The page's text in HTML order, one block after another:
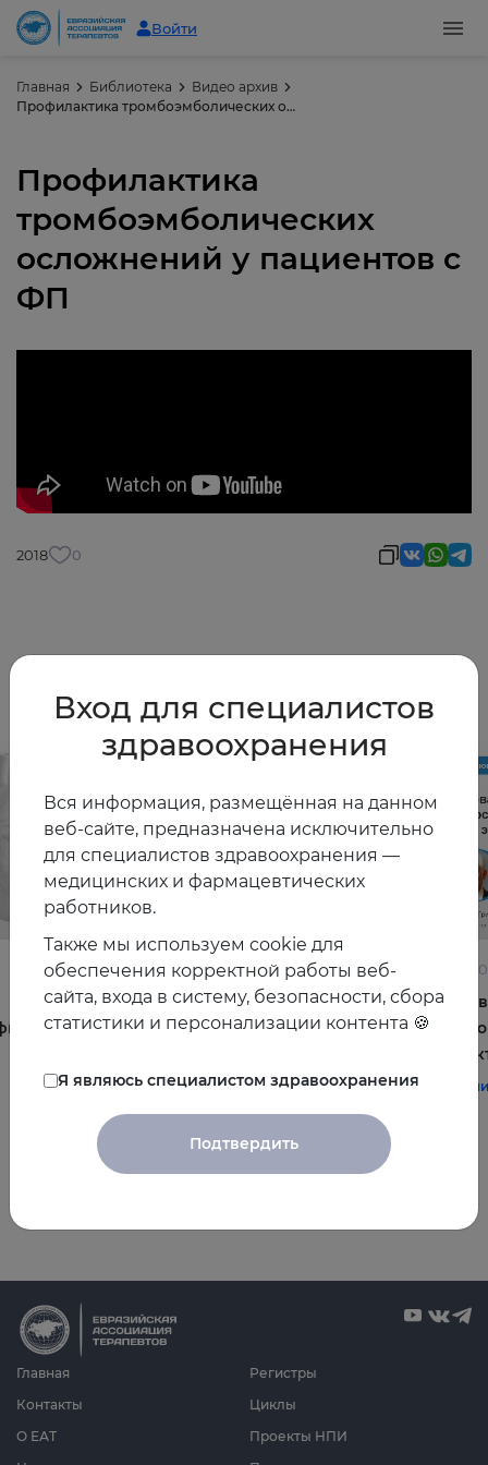
Войти
Главная Библиотека
Видео архив
Профилактика тромбоэмболических осложнений у пациентов с ФП
Профилактика
тромбоэмболических
осложнений у пациентов с
ФП
2018 0
22.06.2026
Постменопауза на приёме: алгоритмы для
терапевта
и
и
Главная
О ЕАТ
Циклы
Проекты НПИ
Регистры
Контакты
Вход для специалистов
здравоохранения
Вся информация, размещённая на данном
веб-сайте, предназначена исключительно
для специалистов здравоохранения —
медицинских и фармацевтических
работников.
Также мы используем cookie для
обеспечения корректной работы веб-
сайта, входа в систему, безопасности, сбора
статистики и персонализации контента 🍪
Я являюсь специалистом здравоохранения
Подтвердить